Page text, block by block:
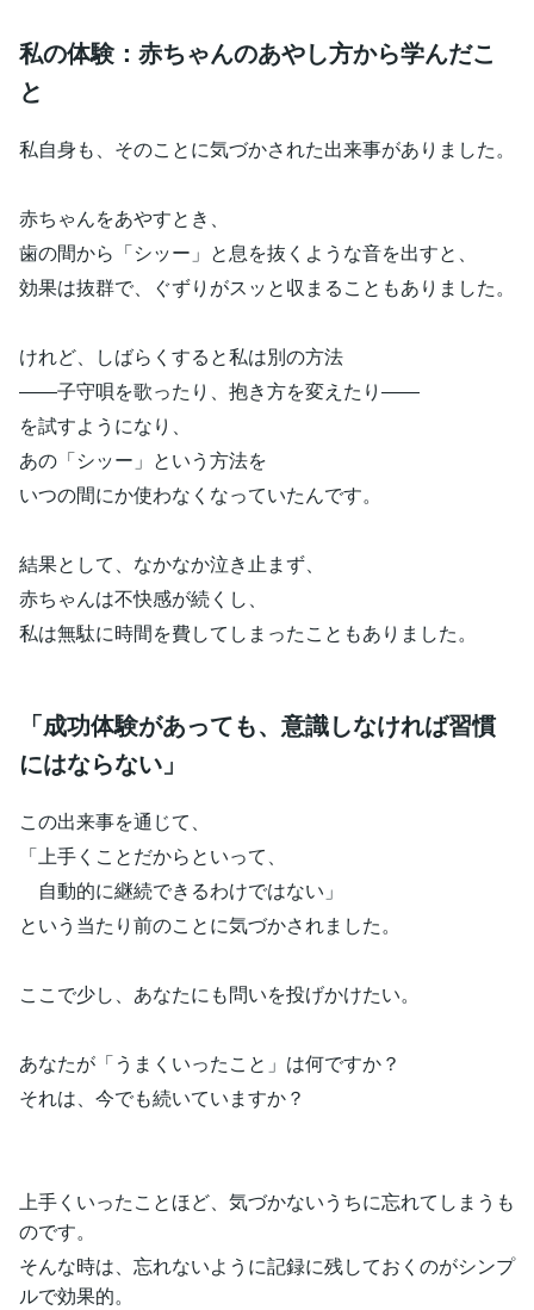
私の体験：赤ちゃんのあやし方から学んだこ
と
私自身も、そのことに気づかされた出来事がありました。
赤ちゃんをあやすとき、
歯の間から「シッー」と息を抜くような音を出すと、
効果は抜群で、ぐずりがスッと収まることもありました。
けれど、しばらくすると私は別の方法
――子守唄を歌ったり、抱き方を変えたり――
を試すようになり、
あの「シッー」という方法を
いつの間にか使わなくなっていたんです。
結果として、なかなか泣き止まず、
赤ちゃんは不快感が続くし、
私は無駄に時間を費してしまったこともありました。
「成功体験があっても、意識しなければ習慣
にはならない」
この出来事を通じて、
「上手くことだからといって、
自動的に継続できるわけではない」
という当たり前のことに気づかされました。
ここで少し、あなたにも問いを投げかけたい。
あなたが「うまくいったこと」は何ですか？
それは、今でも続いていますか？
上手くいったことほど、気づかないうちに忘れてしまうも
のです。
そんな時は、忘れないように記録に残しておくのがシンプ
ルで効果的。